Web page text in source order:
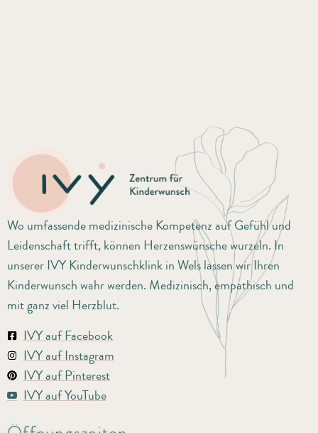
Wo umfassende medizinische Kompetenz auf Gefühl und
Leidenschaft trifft, können Herzenswünsche wurzeln. In
unserer IVY Kinderwunschklink in Wels lassen wir Ihren
Kinderwunsch wahr werden. Medizinisch, empathisch und
mit ganz viel Herzblut.
IVY auf Facebook
IVY auf Instagram
IVY auf Pinterest
IVY auf YouTube